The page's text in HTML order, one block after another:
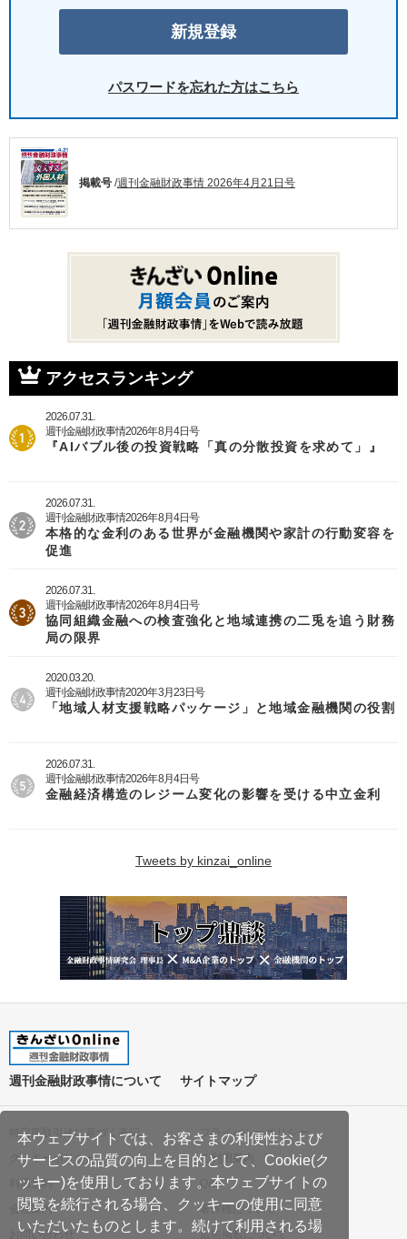
本ウェブサイトでは、お客さまの利便性および
サービスの品質の向上を目的として、Cookie(ク
ッキー)を使用しております。本ウェブサイトの
閲覧を続行される場合、クッキーの使用に同意
いただいたものとします。続けて利用される場
パスワードを忘れた方はこちら
掲載号 /週刊金融財政事情 2026年4月21日号
アクセスランキング
2026.07.31.
週刊金融財政事情2026年8月4日号
『AIバブル後の投資戦略「真の分散投資を求めて」』
2026.07.31.
週刊金融財政事情2026年8月4日号
本格的な金利のある世界が金融機関や家計の行動変容を
促進
2026.07.31.
週刊金融財政事情2026年8月4日号
協同組織金融への検査強化と地域連携の二兎を追う財務
局の限界
2020.03.20.
週刊金融財政事情2020年3月23日号
「地域人材支援戦略パッケージ」と地域金融機関の役割
2026.07.31.
週刊金融財政事情2026年8月4日号
金融経済構造のレジーム変化の影響を受ける中立金利
Tweets by kinzai_online
週刊金融財政事情について サイトマップ
特定商取引法に基づく表記
プライバシーポリシー
クッキーポリシー
ご利用案内
利用規約
Q&A
会社案内
著作権について
お問い合わせ
広告掲載について